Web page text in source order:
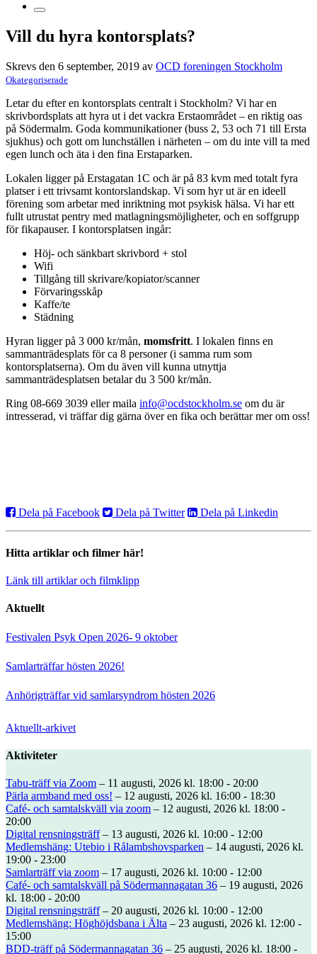
Vill du hyra kontorsplats?
Skrevs den 6 september, 2019 av OCD foreningen Stockholm
Okategoriserade
Letar du efter en kontorsplats centralt i Stockholm? Vi har en
skrivbordsplats att hyra ut i det vackra Erstaområdet – en riktig oas
på Södermalm. Goda kommunikationer (buss 2, 53 och 71 till Ersta
sjukhus) och gott om lunchställen i närheten – om du inte vill ta med
egen lunch och äta i den fina Erstaparken.
Lokalen ligger på Erstagatan 1C och är på 83 kvm med totalt fyra
platser i ett trivsamt kontorslandskap. Vi som hyr ut är en ideell
förening som arbetar med inriktning mot psykisk hälsa. Vi har ett
fullt utrustat pentry med matlagningsmöjligheter, och en soffgrupp
för fikapauser. I kontorsplatsen ingår:
Höj- och sänkbart skrivbord + stol
Wifi
Tillgång till skrivare/kopiator/scanner
Förvaringsskåp
Kaffe/te
Städning
Hyran ligger på 3 000 kr/mån, momsfritt. I lokalen finns en
sammanträdesplats för ca 8 personer (i samma rum som
kontorsplatserna). Om du även vill kunna utnyttja
sammanträdesplatsen betalar du 3 500 kr/mån.
Ring 08-669 3039 eller maila info@ocdstockholm.se om du är
intresserad, vi träffar dig gärna över en fika och berättar mer om oss!
Dela på Facebook Dela på Twitter Dela på Linkedin
Hitta artiklar och filmer här!
Länk till artiklar och filmklipp
Aktuellt
Festivalen Psyk Open 2026- 9 oktober
Samlarträffar hösten 2026!
Anhörigträffar vid samlarsyndrom hösten 2026
Aktuellt-arkivet
Aktiviteter
Tabu-träff via Zoom – 11 augusti, 2026 kl. 18:00 - 20:00
Pärla armband med oss! – 12 augusti, 2026 kl. 16:00 - 18:30
Café- och samtalskväll via zoom – 12 augusti, 2026 kl. 18:00 -
20:00
Digital rensningsträff– 13 augusti, 2026 kl. 10:00 - 12:00
Medlemshäng: Utebio i Rålambshovsparken – 14 augusti, 2026 kl.
19:00 - 23:00
Samlarträff via zoom – 17 augusti, 2026 kl. 10:00 - 12:00
Café- och samtalskväll på Södermannagatan 36 – 19 augusti, 2026
kl. 18:00 - 20:00
Digital rensningsträff– 20 augusti, 2026 kl. 10:00 - 12:00
Medlemshäng: Höghöjdsbana i Älta – 23 augusti, 2026 kl. 12:00 -
15:00
BDD-träff på Södermannagatan 36 – 25 augusti, 2026 kl. 18:00 -